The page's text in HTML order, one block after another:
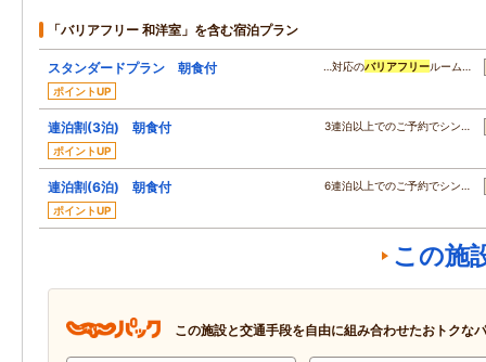
「バリアフリー 和洋室」を含む宿泊プラン
スタンダードプラン 朝食付
ポイントUP
…対応のバリアフリールーム…
連泊割(3泊) 朝食付
ポイントUP
3連泊以上でのご予約でシン…
連泊割(6泊) 朝食付
ポイントUP
6連泊以上でのご予約でシン…
この施
この施設と交通手段を自由に組み合わせたおトクな